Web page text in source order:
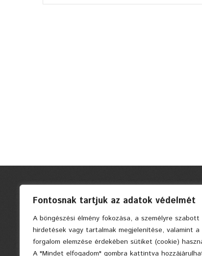
Fontosnak tartjuk az adatok védelmét
A böngészési élmény fokozása, a személyre szabott
hirdetések vagy tartalmak megjelenítése, valamint a
forgalom elemzése érdekében sütiket (cookie)
A "Mindet elfogadom" gombra kattintva